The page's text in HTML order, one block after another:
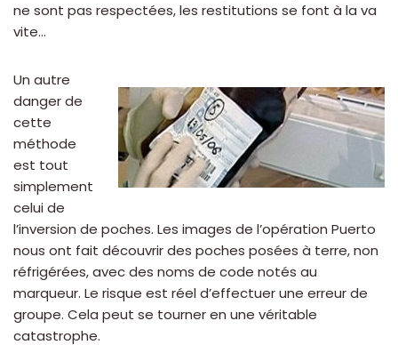
ne sont pas respectées, les restitutions se font à la va
vite…
Un autre
danger de
cette
méthode
est tout
simplement
celui de
l’inversion de poches. Les images de l’opération Puerto
nous ont fait découvrir des poches posées à terre, non
réfrigérées, avec des noms de code notés au
marqueur. Le risque est réel d’effectuer une erreur de
groupe. Cela peut se tourner en une véritable
catastrophe.